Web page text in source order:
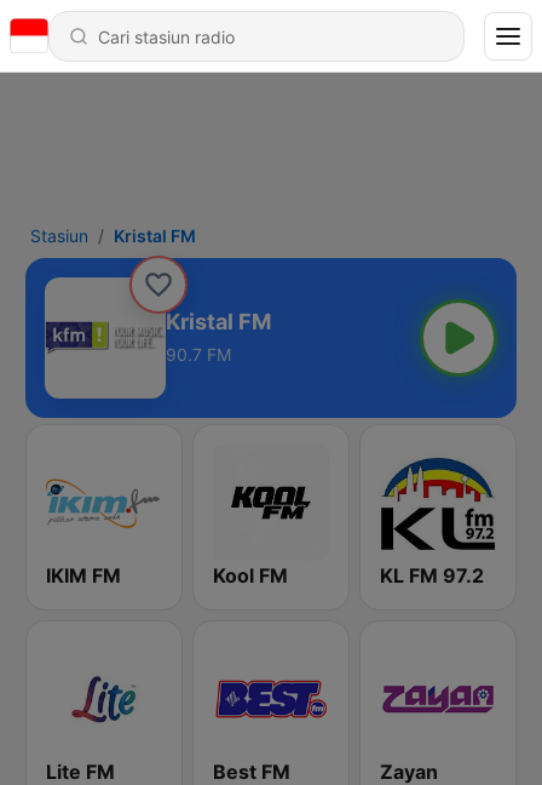
Stasiun Kristal FM
Kristal FM
90.7 FM
IKIM FM Kool FM KL FM 97.2
Lite FM Best FM Zayan